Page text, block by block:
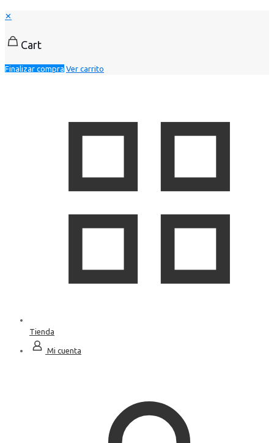
✕
Cart
Finalizar compra Ver carrito
Tienda
Mi cuenta